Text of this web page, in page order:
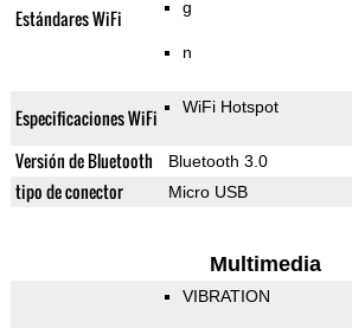
Estándares WiFi g
n
Especificaciones WiFi WiFi Hotspot
Versión de Bluetooth Bluetooth 3.0
tipo de conector Micro USB
Multimedia
VIBRATION